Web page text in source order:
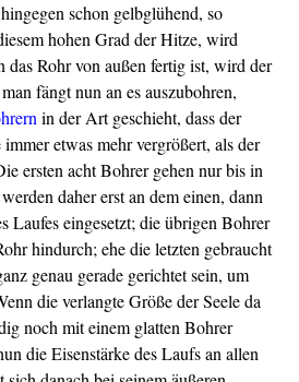
schon gelbglühend, so
hohen Grad der Hitze, wird
das Rohr von außen fertig ist, wird der
fängt nun an es auszubohren,
in der Art geschieht, dass der
etwas mehr vergrößert, als der
ersten acht Bohrer gehen nur bis in
daher erst an dem einen, dann
Laufes eingesetzt; die übrigen Bohrer
hindurch; ehe die letzten gebraucht
genau gerade gerichtet sein, um
die verlangte Größe der Seele da
noch mit einem glatten Bohrer
die Eisenstärke des Laufs an allen